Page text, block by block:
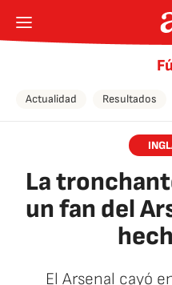
Actualidad Resultados
La
un fan del
El Arsenal cayó